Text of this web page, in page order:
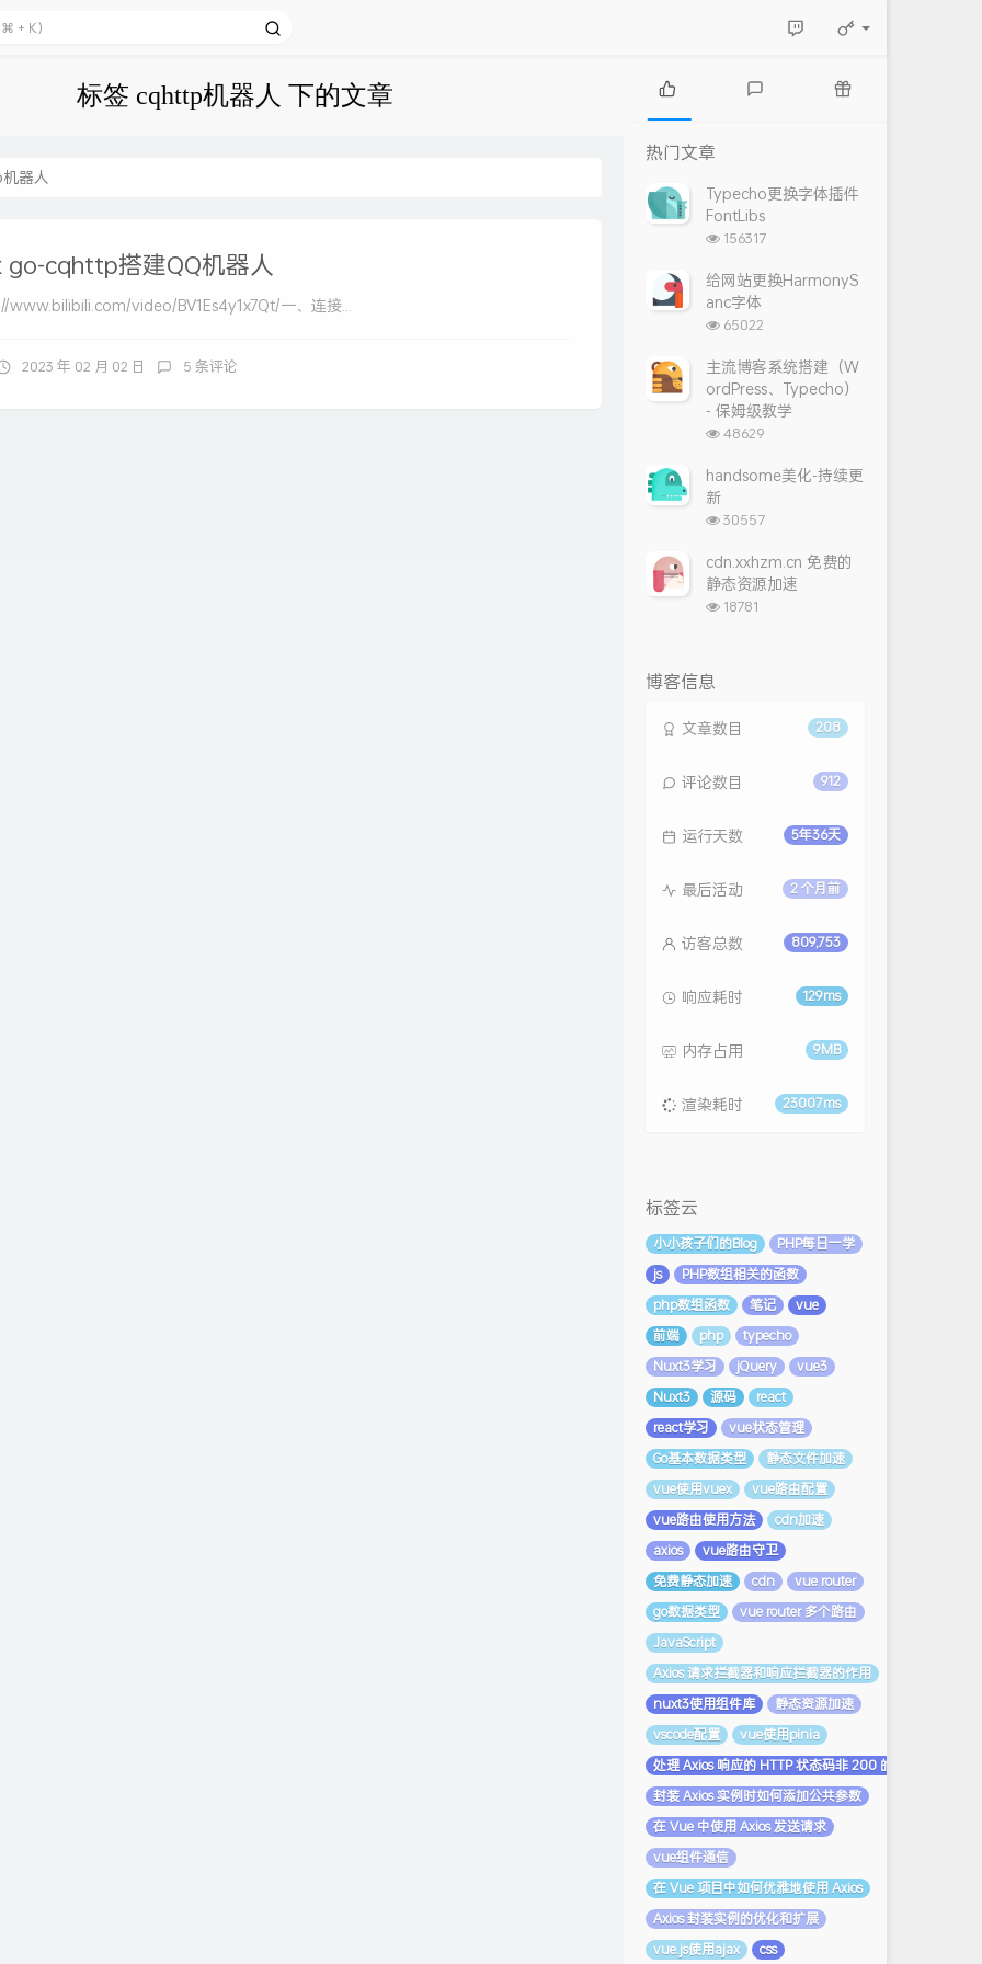
标签 cqhttp机器人 下的文章
器人
go-cqhttp搭建QQ机器人
www.bilibili.com/video/BV1Es4y1x7Qt/一、连接...
2023 年 02 月 02 日 5 条评论
热
门
文
章
论
章
热门文章
Typecho更换字体插件
FontLibs
浏
次
数:
156317
给网站更换HarmonyS
anc字体
浏
次
数:
65022
主流博客系统搭建（W
ordPress、Typecho）
- 保姆级教学
浏
次
48629
handsome美化-持续更
新
浏
次
数:
30557
cdn.xxhzm.cn 免费的
静态资源加速
浏
18781
博客信息
208
文章数目
912
评论数目
5年36天
运行天数
2 个月前
最后活动
809,753
访客总数
129ms
响应耗时
9MB
内存占用
23007ms
渲染耗时
标签云
小小孩子们的Blog
PHP每日一学
js
PHP数组相关的函数
php数组函数
笔记
vue
前端
php
typecho
Nuxt3学习
jQuery
vue3
Nuxt3
源码
react
react学习
vue状态管理
Go基本数据类型
静态文件加速
vue使用vuex
vue路由配置
vue路由使用方法
cdn加速
axios
vue路由守卫
免费静态加速
cdn
vue router
go数据类型
vue router 多个路由
JavaScript
Axios 请求拦截器和响应拦截器的作用
nuxt3使用组件库
静态资源加速
vscode配置
vue使用pinia
处理 Axios 响应的 HTTP 状态码非 200 的情况
封装 Axios 实例时如何添加公共参数
在 Vue 中使用 Axios 发送请求
vue组件通信
在 Vue 项目中如何优雅地使用 Axios
Axios 封装实例的优化和扩展
vue.js使用ajax
css